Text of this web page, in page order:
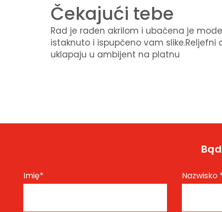
Čekajući tebe
Rad je rađen akrilom i ubačena je
istaknuto i ispupčeno vam
uklapaju u ambijent na platnu
Imię* Nazwisko